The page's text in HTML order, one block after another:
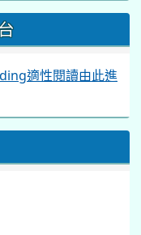
適性閱讀由此進